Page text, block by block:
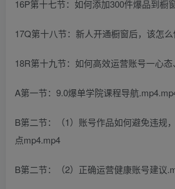
16P第十七节：如何添加300件爆品到橱
17Q第十八节：新人开通橱窗后，该怎
18R第十九节：如何高效运营账号一心
A第一节：9.0爆单学院课程导航
B第二节：（1）账号作品如何避免违规
点mp4.mp4
B第二节：（2）正确运营健康账号建议